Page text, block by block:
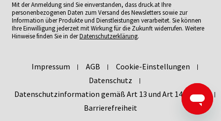
Mit der Anmeldung sind Sie einverstanden, dass druck.at Ihre
personenbezogenen Daten zum Versand des Newsletters sowie zur
Information über Produkte und Dienstleistungen verarbeitet. Sie können
Ihre Einwilligung jederzeit mit Wirkung für die Zukunft widerrufen. Weitere
Hinweise finden Sie in derDatenschutzerklärung.
Impressum AGB
Cookie-Einstellungen
Datenschutz
Datenschutzinformation gemäß Art 13 und Art 14 DSGVO
Barrierefreiheit